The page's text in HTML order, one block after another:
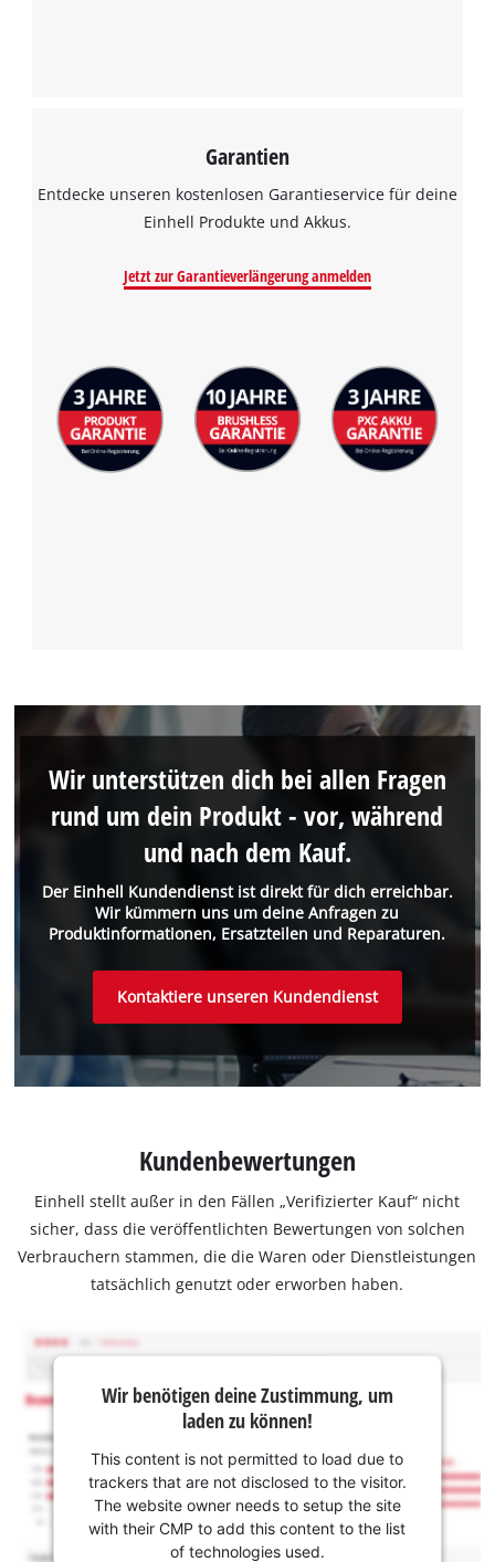
Wir benötigen deine Zustimmung, um
Google Maps laden zu können!
This content is not permitted to load due
visitor. The website owner needs to setup
Powered by
Usercentrics Consent
Management Platform
Garantien
Entdecke unseren kostenlosen Garantieservice für deine
Einhell Produkte und Akkus.
Jetzt zur Garantieverlängerung anmelden
Der Einhell Kundendienst ist direkt für dich erreichbar.
Wir kümmern uns um deine Anfragen zu
Produktinformationen, Ersatzteilen und Reparaturen.
Wir unterstützen dich bei allen Fragen
rund um dein Produkt - vor, während
und nach dem Kauf.
Kontaktiere unseren Kundendienst
Kundenbewertungen
Einhell stellt außer in den Fällen „Verifizierter Kauf“ nicht
sicher, dass die veröffentlichten Bewertungen von solchen
Verbrauchern stammen, die die Waren oder Dienstleistungen
tatsächlich genutzt oder erworben haben.
Wir benötigen deine Zustimmung, um
laden zu können!
This content is not permitted to load due to
trackers that are not disclosed to the visitor.
The website owner needs to setup the site
with their CMP to add this content to the list
of technologies used.